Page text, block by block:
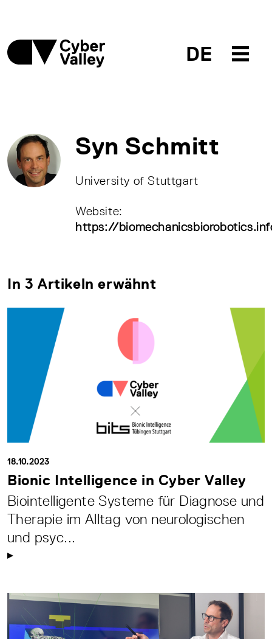
DE
Syn Schmitt
University of Stuttgart
Website:
https://
In 3 Artikeln erwähnt
18.10.2023
Bionic Intelligence in Cyber Valley
Biointelligente Systeme für Diagnose und
Therapie im Alltag von neurologischen
und psyc...